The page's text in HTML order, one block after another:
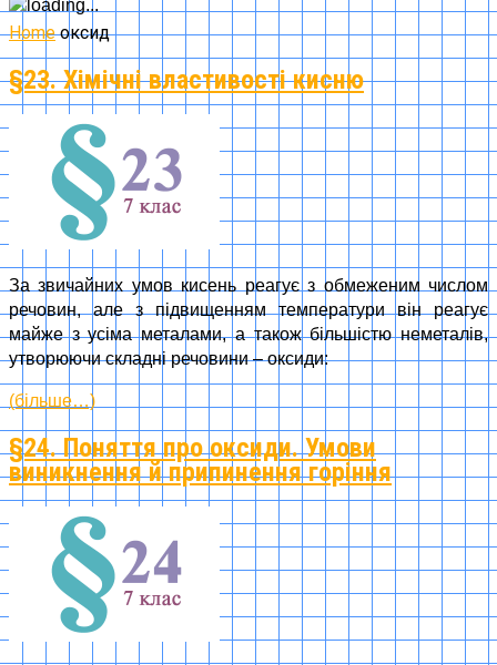
Home оксид
§23. Хімічні властивості кисню
За звичайних умов кисень реагує з обмеженим числом
речовин, але з підвищенням температури він реагує
майже з усіма металами, а також більшістю неметалів,
утворюючи складні речовини – оксиди:
(більше…)
§24. Поняття про оксиди. Умови
виникнення й припинення горіння